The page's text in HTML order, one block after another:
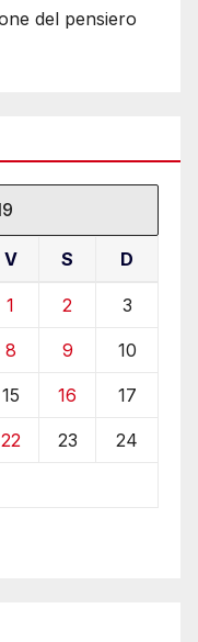
del pensiero
V S D
1 2 3
8 9 10
15 16 17
22 23 24